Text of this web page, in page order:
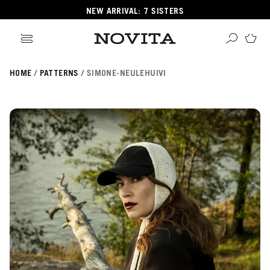
NEW ARRIVAL: 7 SISTERS
POPULAR YARNS
KNITTING SCHOOL
HOME PATTERNS SIMONE-NEULEHUIVI